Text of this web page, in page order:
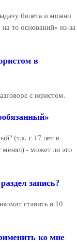
билета и можно
то оснований» из-за
в
с юристом.
(т.к. с 17 лет в
менял) - может ли это
запись?
ставить в 10
ко мне